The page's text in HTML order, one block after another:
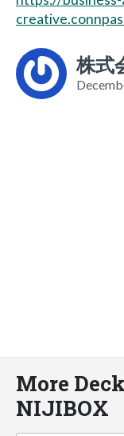
株式
More
NIJIBOX